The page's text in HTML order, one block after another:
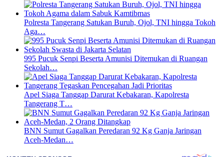
Polresta Tangerang Satukan Buruh, Ojol, TNI hingga Tokoh
Aga…
995 Pucuk Senpi Beserta Amunisi Ditemukan di Ruangan
Sekolah…
Apel Siaga Tanggap Darurat Kebakaran, Kapolresta
Tangerang T…
BNN Sumut Gagalkan Peredaran 92 Kg Ganja Jaringan
Aceh-Medan…